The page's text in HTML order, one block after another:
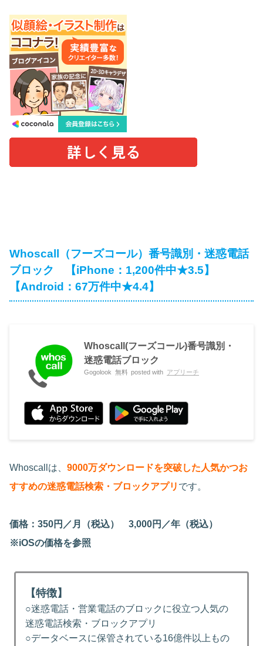
Whoscall（フーズコール）番号識別・迷惑電話
ブロック 【iPhone：1,200件中★3.5】
【Android：67万件中★4.4】
Whoscall(フーズコール)番号識別・
迷惑電話ブロック
Gogolook 無料 posted with アプリーチ
Whoscallは、 9000万ダウンロードを突破した人気かつお
すすめの迷惑電話検索・ブロックアプリ です。
価格：350円／月（税込） 3,000円／年（税込）
※iOSの価格を参照
【特徴】
○迷惑電話・営業電話のブロックに役立つ人気の
迷惑電話検索・ブロックアプリ
○データベースに保管されている16億件以上もの